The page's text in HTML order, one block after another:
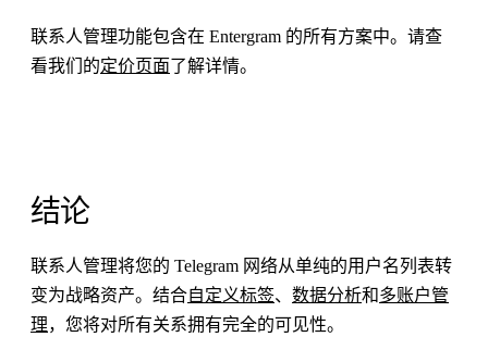
联系人管理功能包含在 Entergram 的所有方案中。请查
看我们的定价页面了解详情。
结论
联系人管理将您的 Telegram 网络从单纯的用户名列表转
变为战略资产。结合自定义标签、 数据分析和多账户管
理，您将对所有关系拥有完全的可见性。